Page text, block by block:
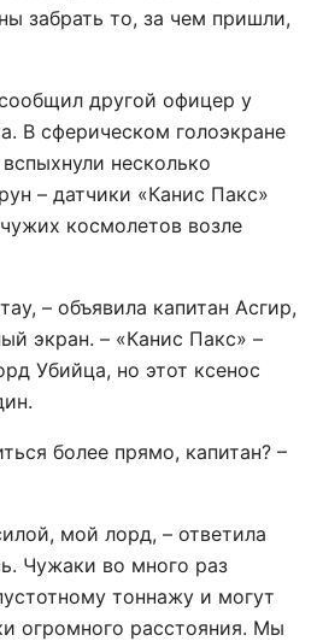
забрать то, за чем пришли,
другой офицер у
В сферическом голоэкране
несколько
– датчики «Канис Пакс»
космолетов возле
– объявила капитан Асгир,
экран. – «Канис Пакс» –
Убийца, но этот ксенос
более прямо, капитан? –
мой лорд, – ответила
Чужаки во много раз
тоннажу и могут
огромного расстояния. Мы